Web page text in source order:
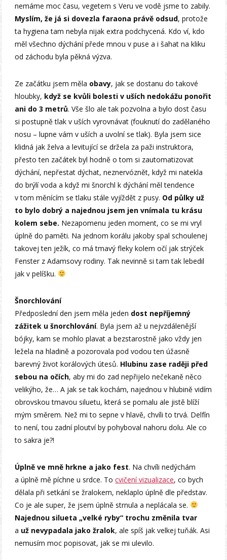
nemáme moc času, vegetem s Veru ve vodě jsme to zabily.
Myslím, že já si dovezla faraona právě odsud, protože
ta hygiena tam nebyla nijak extra podchycená. Kdo ví, kdo
měl všechno dýchání přede mnou v puse a i šahat na kliku
od záchodu byla pěkná výzva.
Ze začátku jsem měla obavy, jak se dostanu do takové
hloubky, když se kvůli bolesti v uších nedokážu ponořit
ani do 3 metrů. Vše šlo ale tak pozvolna a bylo dost času
si postupně tlak v uších vyrovnávat (fouknutí do zadělaného
nosu – lupne vám v uších a uvolní se tlak). Byla jsem sice
klidná jak želva a levitující se držela za paži instruktora,
přesto ten začátek byl hodně o tom si zautomatizovat
dýchání, nepřestat dýchat, neznervóznět, když mi natekla
do brýlí voda a když mi šnorchl k dýchání měl tendence
v tom měnícím se tlaku stále vyjíždět z pusy. Od půlky už
to bylo dobrý a najednou jsem jen vnímala tu krásu
kolem sebe. Nezapomenu jeden moment, co se mi vryl
úplně do paměti. Na jednom korálu jakoby spal schoulenej
takovej ten ježík, co má tmavý fleky kolem očí jak strýček
Fenster z Adamsovy rodiny. Tak nevinně si tam tak lebedil
jak v pelíšku.
Šnorchlování
Předposlední den jsem měla jeden dost nepříjemný
zážitek u šnorchlování. Byla jsem až u nejvzdálenější
bójky, kam se mohlo plavat a bezstarostně jako vždy jen
ležela na hladině a pozorovala pod vodou ten úžasně
barevný život korálových útesů. Hlubinu zase raději před
sebou na očích, aby mi do zad nepřijelo nečekaně něco
velikýho, že… A jak se tak kochám, najednou v hlubině vidím
obrovskou tmavou siluetu, která se pomalu ale jistě blíží
mým směrem. Než mi to sepne v hlavě, chvíli to trvá. Delfín
to není, tou zadní ploutví by pohyboval nahoru dolu. Ale co
to sakra je?!
Úplně ve mně hrkne a jako fest. Na chvíli nedýchám
a úplně mě píchne u srdce. Tocvičení vizualizace, co bych
dělala při setkání se žralokem, neklaplo úplně dle představ.
Co je ale super, že jsem úplně strnula a neplácala se.
Najednou silueta „velké ryby“ trochu změnila tvar
a už nevypadala jako žralok, ale spíš jak velkej tuňák. Asi
nemusím moc popisovat, jak se mi ulevilo.